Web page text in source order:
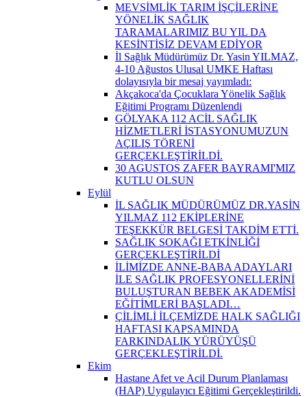
MEVSİMLİK TARIM İŞÇİLERİNE
YÖNELİK SAĞLIK
TARAMALARIMIZ BU YIL DA
KESİNTİSİZ DEVAM EDİYOR
İl Sağlık Müdürümüz Dr. Yasin YILMAZ,
4-10 Ağustos Ulusal UMKE Haftası
dolayısıyla bir mesaj yayımladı:
Akçakoca'da Çocuklara Yönelik Sağlık
Eğitimi Programı Düzenlendi
GÖLYAKA 112 ACİL SAĞLIK
HİZMETLERİ İSTASYONUMUZUN
AÇILIŞ TÖRENİ
GERÇEKLEŞTİRİLDİ.
30 AGUSTOS ZAFER BAYRAMI'MIZ
KUTLU OLSUN
Eylül
İL SAĞLIK MÜDÜRÜMÜZ DR.YASİN
YILMAZ 112 EKİPLERİNE
TEŞEKKÜR BELGESİ TAKDİM ETTİ.
SAĞLIK SOKAĞI ETKİNLİĞİ
GERÇEKLEŞTİRİLDİ
İLİMİZDE ANNE-BABA ADAYLARI
İLE SAĞLIK PROFESYONELLERİNİ
BULUŞTURAN BEBEK AKADEMİSİ
EĞİTİMLERİ BAŞLADI…
ÇİLİMLİ İLÇEMİZDE HALK SAĞLIĞI
HAFTASI KAPSAMINDA
FARKINDALIK YÜRÜYÜŞÜ
GERÇEKLEŞTİRİLDİ.
Ekim
Hastane Afet ve Acil Durum Planlaması
(HAP) Uygulayıcı Eğitimi Gerçekleştirildi.